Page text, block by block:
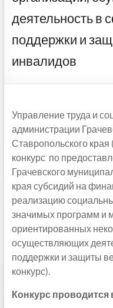
деятельность в
поддержки и
инвалидов
Управление труда и
администрации
Ставропольского
конкурс по
Грачевского
края субсидий на
реализацию
значимых программ и
ориентированных
осуществляющих
поддержки и защиты
конкурс).
Конкурс проводится